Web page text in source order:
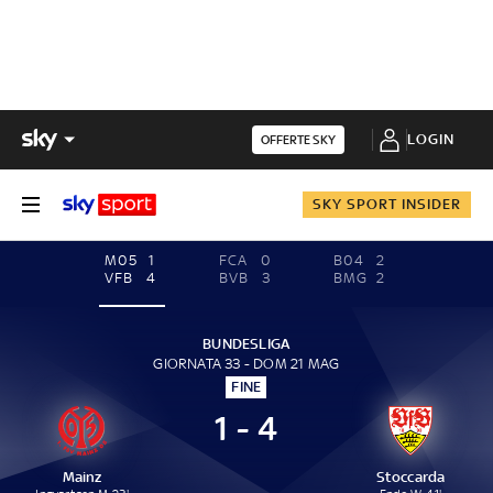
OFFERTE SKY LOGIN
SKY SPORT INSIDER
M05
1
VFB
4
FCA
0
BVB
3
B04
2
BMG 2
BUNDESLIGA
GIORNATA 33 - DOM 21 MAG
FINE
Mainz
1 - 4
Stoccarda